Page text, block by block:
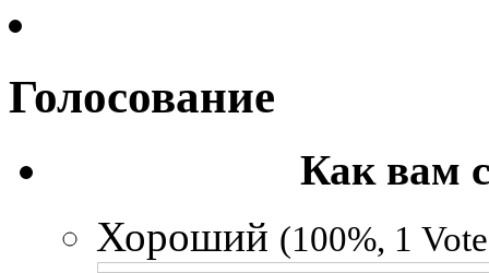
Голосование
Как вам
Хороший (100%, 1